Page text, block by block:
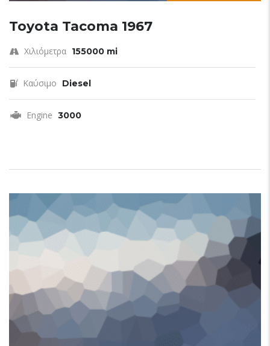
Toyota Tacoma 1967
Χιλιόμετρα 155000 mi
Καύσιμο Diesel
Engine 3000